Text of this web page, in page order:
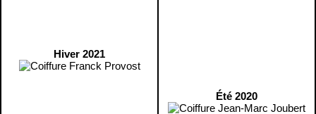
Hiver 2021
Été 2020